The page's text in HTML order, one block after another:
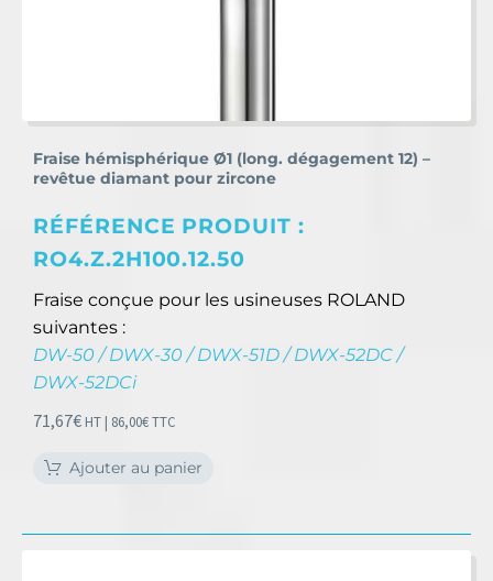
Fraise hémisphérique Ø1 (long. dégagement 12) –
revêtue diamant pour zircone
RÉFÉRENCE PRODUIT :
RO4.Z.2H100.12.50
Fraise conçue pour les usineuses ROLAND
suivantes :
DW-50 / DWX-30 / DWX-51D / DWX-52DC /
DWX-52DCi
71,67€ HT | 86,00€TTC
Ajouter au panier